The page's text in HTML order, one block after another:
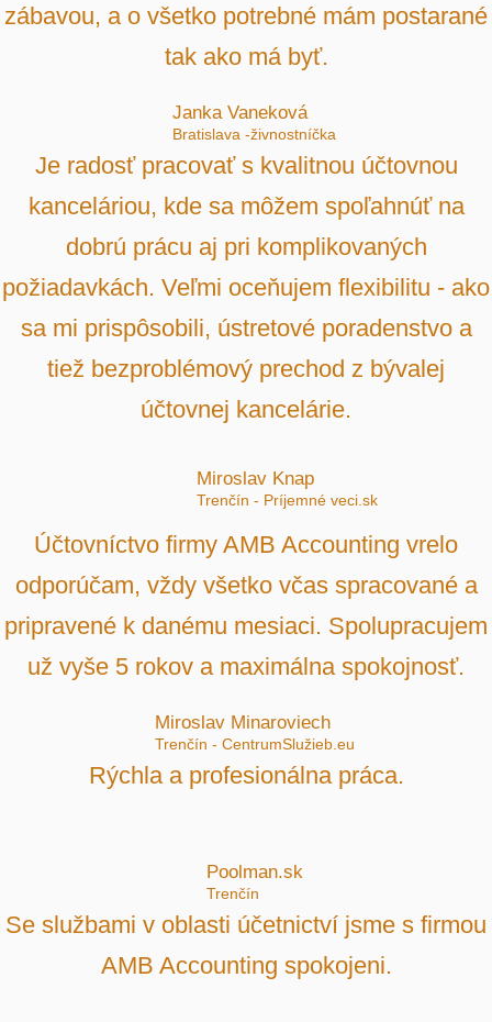
zábavou, a o všetko potrebné mám postarané
tak ako má byť.
Janka Vaneková
Bratislava -živnostníčka
Je radosť pracovať s kvalitnou účtovnou
kanceláriou, kde sa môžem spoľahnúť na
dobrú prácu aj pri komplikovaných
požiadavkách. Veľmi oceňujem flexibilitu - ako
sa mi prispôsobili, ústretové poradenstvo a
tiež bezproblémový prechod z bývalej
účtovnej kancelárie.
Miroslav Knap
Trenčín - Príjemné veci.sk
Účtovníctvo firmy AMB Accounting vrelo
odporúčam, vždy všetko včas spracované a
pripravené k danému mesiaci. Spolupracujem
už vyše 5 rokov a maximálna spokojnosť.
Miroslav Minaroviech
Trenčín - CentrumSlužieb.eu
Rýchla a profesionálna práca.
Poolman.sk
Trenčín
Se službami v oblasti účetnictví jsme s firmou
AMB Accounting spokojeni.